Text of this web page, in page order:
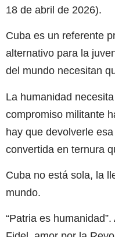
18 de abril de 2026).
Cuba es un referente
alternativo para la
del mundo necesitan
La humanidad
compromiso militante
hay que devolverle
convertida en ternura
Cuba no está sola, la
mundo.
“Patria es